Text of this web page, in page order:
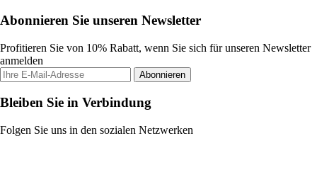
Abonnieren Sie unseren Newsletter
Profitieren Sie von 10% Rabatt, wenn Sie sich für unseren Newsletter
anmelden
Abonnieren
Bleiben Sie in Verbindung
Folgen Sie uns in den sozialen Netzwerken